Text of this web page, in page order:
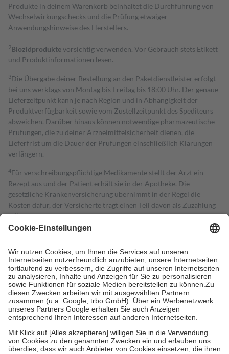
Produkte in deinem Warenkorb beinhaltet die Durchführung von
Wechselwirkungschecks und die Prüfung etwaiger
Anwendungshinweise des Herstellers.
2Biozidproduktevorsichtig verwenden. Vor Gebrauch stets Etikett
und Produktinformationen lesen.
3Die Übergabe deiner Bestellung an den Paketdienstleister erfolgt
bei uns werktags von Montag bis Freitag bis 18:00 Uhr. Der genaue
Lieferzeitpunkt kann je nach Region und in Abhängigkeit der
Produktverfügbarkeit sowie vom Zustellzeitpunkt des Spediteurs
abweichen. Darüber hinaus können notwendige pharmazeutische
Prüfungen, die zu deiner Arzneimittelsicherheit dienen, die
Lieferfrist um die Dauer der Prüfungen einschließlich Klärungen
verlängern.
4Für verschreibungspflichtige Medikamente stellt der Arzt ein
Rezept aus und der Patient erhält sie in der Apotheke. Die
gesetzliche Krankenversicherung übernimmt in der Regel die
Kosten dafür, der Versicherte trägt einen Teil davon als Zuzahlung
mit.
Grundsätzlich leisten Mitglieder Zuzahlungen in Höhe von zehn
höchstens zehn Euro.
Es sind jedoch nie mehr als die tatsächlichen
Kosten der Leistung zu entrichten.
Diese Regeln gelten grundsätzlich auch für Online-Apotheken.
Bei Heilmitteln und häuslicher Krankenpflege beträgt die
Zuzahlung zehn Prozent der Kosten sowie zehn Euro je
Verordnung.
Um das Engagement der Versicherten für ihre eigene Gesundheit zu
stärken und die besondere Stellung der Familie zu unterstützen,
fallenkeine Zuzahlungenan bei:
• Kindern und Jugendlichen bis zum vollendeten 18. Lebensjahr